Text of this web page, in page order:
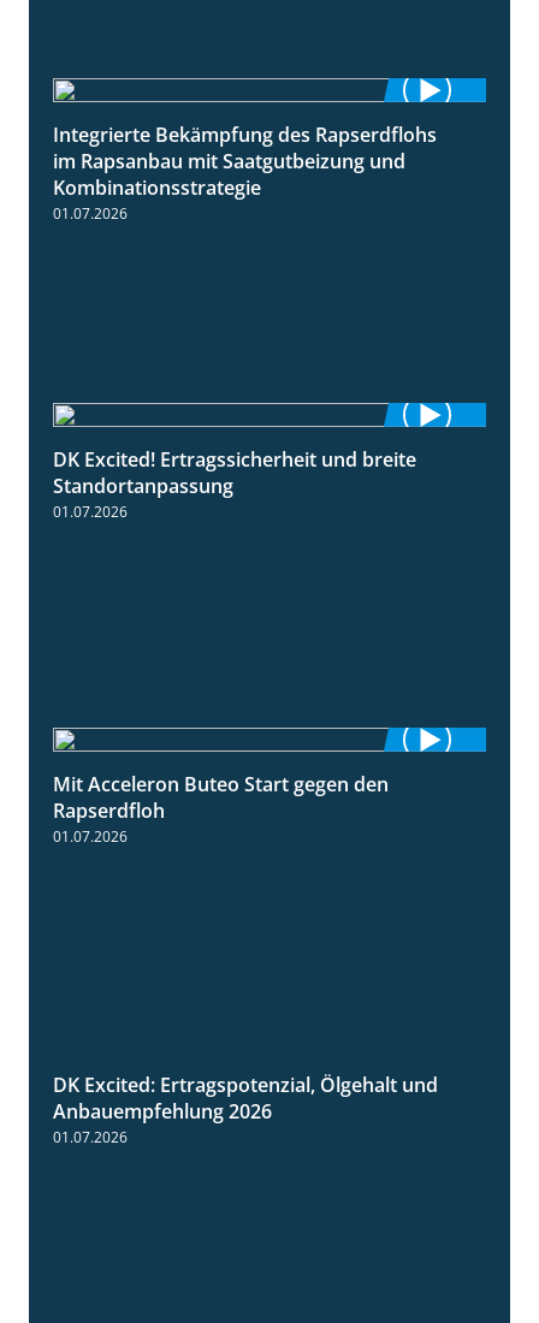
2:31
Integrierte Bekämpfung des Rapserdflohs
im Rapsanbau mit Saatgutbeizung und
Kombinationsstrategie
01.07.2026
2:41
DK Excited! Ertragssicherheit und breite
Standortanpassung
01.07.2026
Mit Acceleron Buteo Start gegen den
Rapserdfloh
01.07.2026
1:46
DK Excited: Ertragspotenzial, Ölgehalt und
Anbauempfehlung 2026
01.07.2026